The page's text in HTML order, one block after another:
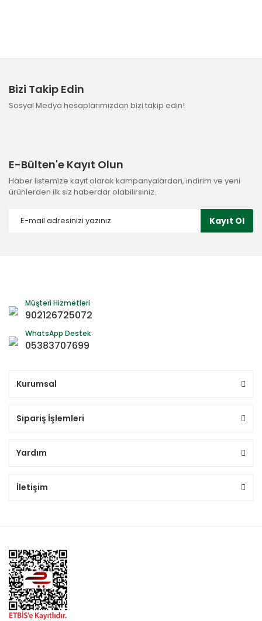
Bizi Takip Edin
Sosyal Medya hesaplarımızdan bizi takip edin!
E-Bülten'e Kayıt Olun
Haber listemize kayıt olarak kampanyalardan, indirim ve yeni
ürünlerden ilk siz haberdar olabilirsiniz.
Kayıt Ol
Müşteri Hizmetleri
902126725072
WhatsApp Destek
05383707699
Kurumsal
Sipariş İşlemleri
Yardım
İletişim